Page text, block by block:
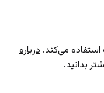
می‌کند. درباره
بدانید.